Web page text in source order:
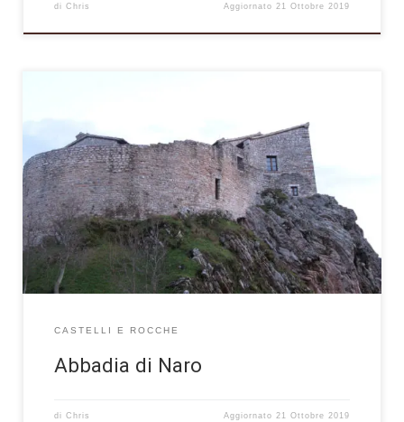
di Chris Aggiornato 21 Ottobre 2019
Posta sulla strada provinciale che conduce da Acqualagna ad
Apecchio, la piccola frazione di Abbadia di Naro si trova in un
angolo remoto del comune di Cagli, circondata da una serie di
alte colline che sembrano quasi nascondere e proteggere
l’abitato da ogni tipo di intrusione esterna.Su una di queste […]
CASTELLI E ROCCHE
Abbadia di Naro
di Chris Aggiornato21 Ottobre 2019